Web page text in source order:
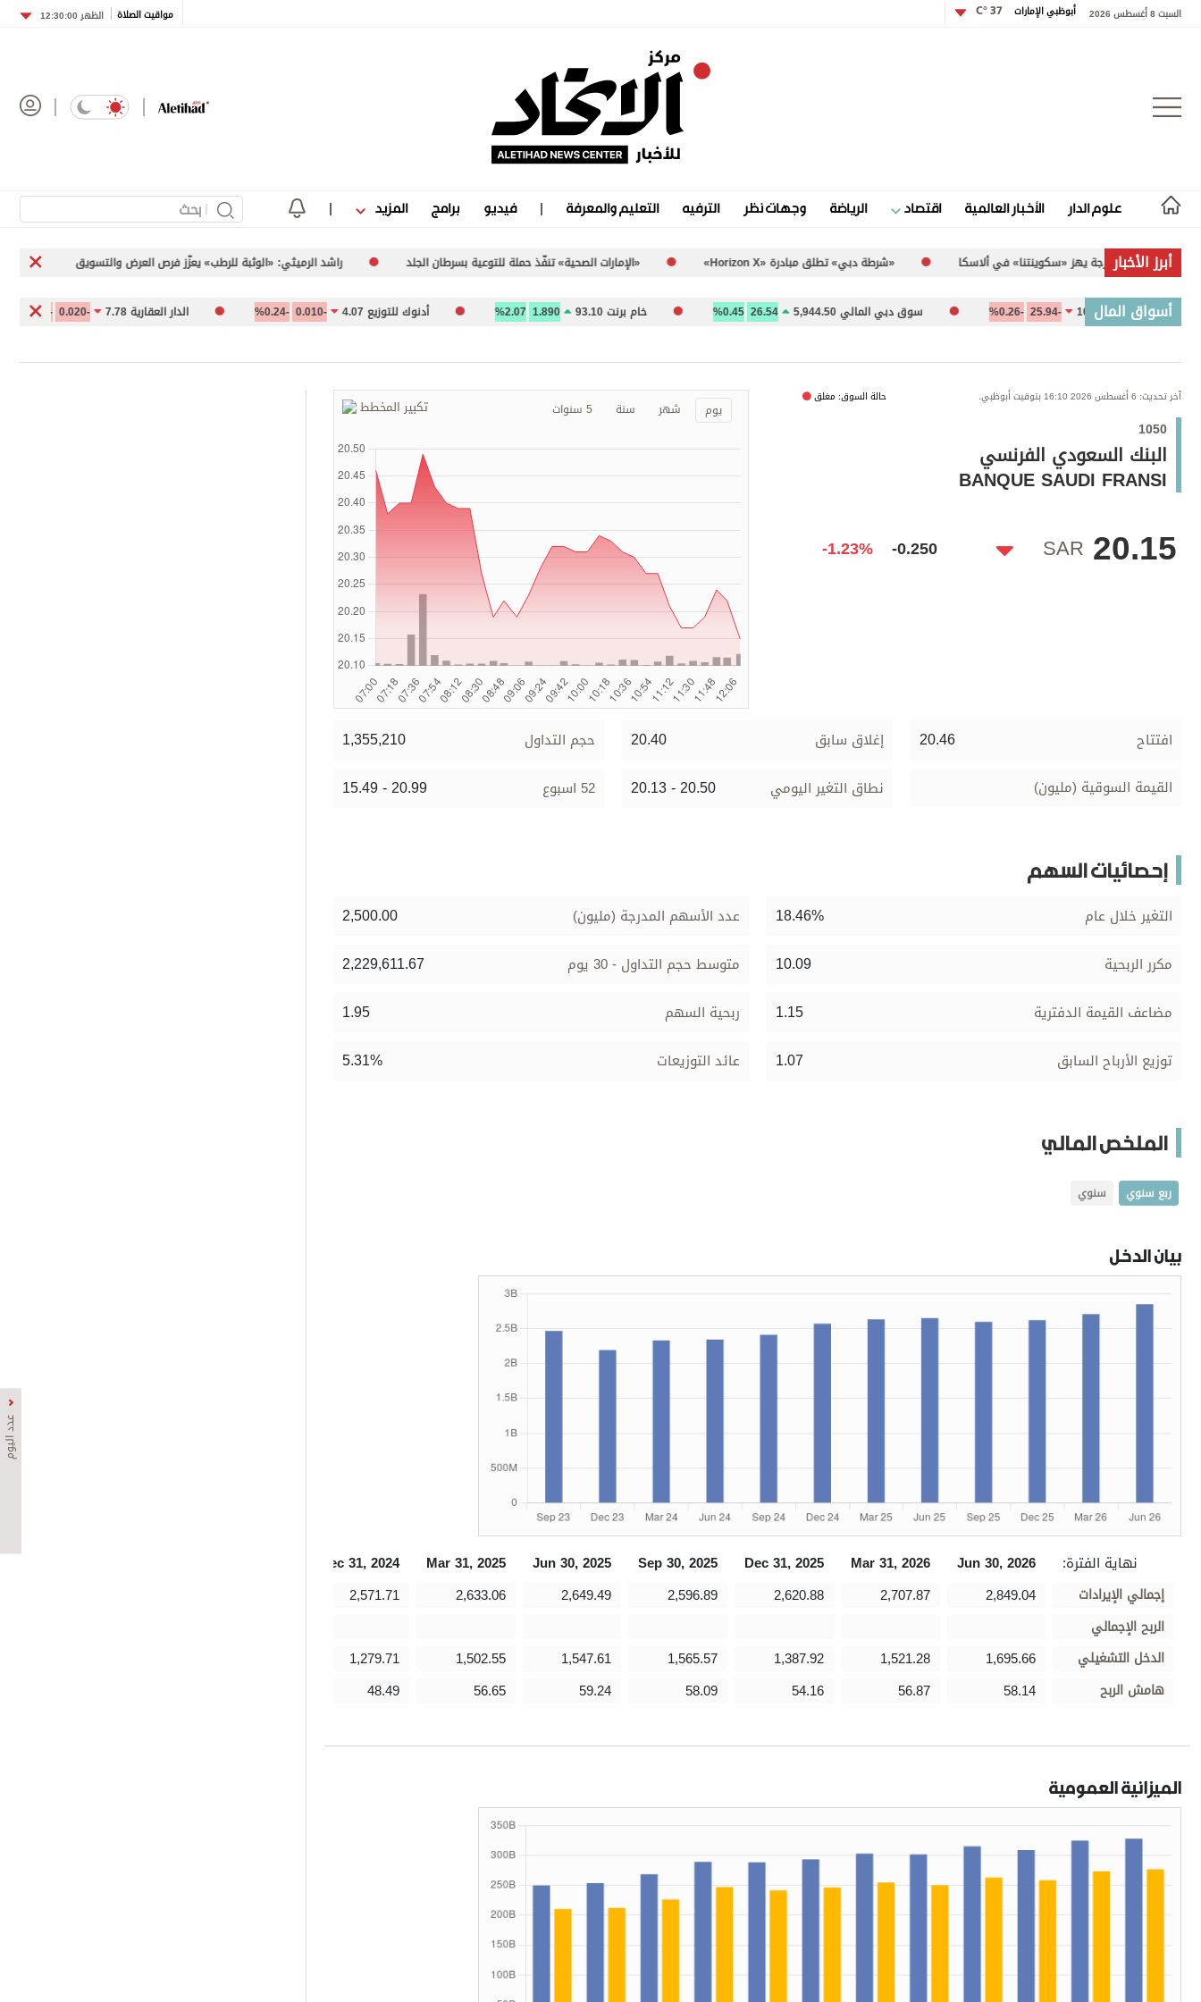
السبت 8 أغسطس 2026 أبوظبي الإمارات 37 °C مواقيت الصلاة الظهر 12:30:00
علوم الدار الأخبار العالمية اقتصاد الرياضة وجهات نظر الترفيه التعليم والمعرفة فيديو برامج المزيد
علوم الدار
الأخبار العالمية
اقتصاد
الرياضة
وجهات نظر
الترفيه
التعليم والمعرفة
قصة صورة
مواقيت الصلاة
أبرز الأخبار «شرطة دبي» تطلق مبادرة «Horizon X» «الإمارات الصحية» تنفّذ حملة للتوعية بسرطان الجلد راشد الرميثي: «الوثبة للرطب» يعزّز فرص العرض والتسويق نائب مدير
أسواق المال
10,094.67
-25.94
-0.26% سوق دبي المالي 5,944.50 26.54
0.45% خام برنت 93.10 1.890
2.07% أدنوك للتوزيع 4.07 -0.010
-0.24% الدار العقارية 7.78 -0.020
-0.26%
عدد اليوم
آخر تحديث: 6 أغسطس 2026 16:10 بتوقيت أبوظبي. حالة السوق: مغلق
1050
البنك السعودي الفرنسي
BANQUE SAUDI FRANSI
20.15
SAR
-0.250
-1.23%
يوم شهر سنة 5 سنوات تكبير المخطط
افتتاح 20.46 إغلاق سابق 20.40 حجم التداول 1,355,210
القيمة السوقية (مليون) نطاق التغير اليومي 20.13 - 20.50 52 اسبوع 15.49 - 20.99
إحصائيات السهم
التغير خلال عام 18.46% عدد الأسهم المدرجة (مليون) 2,500.00
مكرر الربحية 10.09 متوسط حجم التداول - 30 يوم 2,229,611.67
مضاعف القيمة الدفترية 1.15 ربحية السهم 1.95
توزيع الأرباح السابق 1.07 عائد التوزيعات 5.31%
الملخص المالي
ربع سنوي سنوي
بيان الدخل
نهاية الفترة: Jun 30, 2026
Mar 31, 2026
Dec 31, 2025
Sep 30, 2025
Jun 30, 2025
Mar 31, 2025
Dec 31, 2024
إجمالي الإيرادات 2,849.04
2,707.87
2,620.88
2,596.89
2,649.49
2,633.06
2,571.71
الربح الإجمالي
الدخل التشغيلي
1,695.66
1,521.28
1,387.92
1,565.57
1,547.61
1,502.55
1,279.71
هامش الربح 58.14
56.87
54.16
58.09
59.24
56.65
48.49
الميزانية العمومية